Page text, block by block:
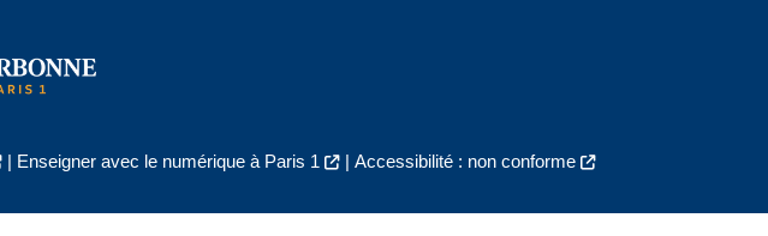
| Enseigner avec le numérique à Paris 1 | Accessibilité : non conforme